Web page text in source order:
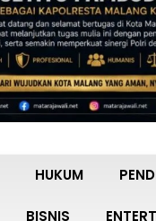
HUKUM
BISNIS